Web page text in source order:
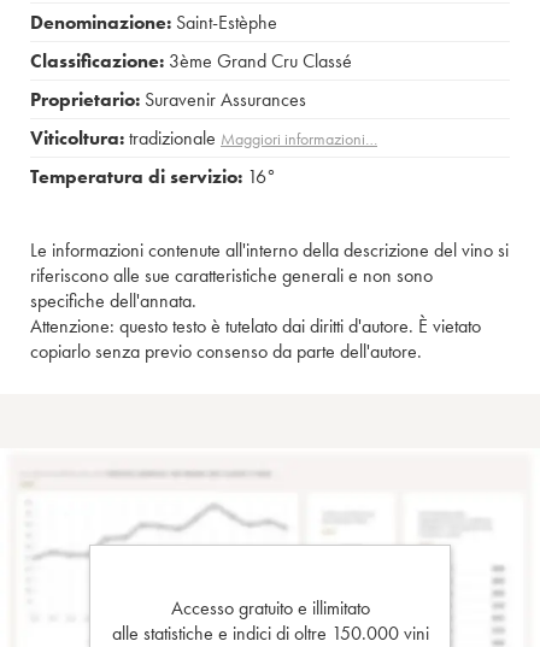
Denominazione: Saint-Estèphe
Classificazione: 3ème Grand Cru Classé
Proprietario: Suravenir Assurances
Viticoltura:tradizionale Maggiori informazioni…
Temperatura di servizio: 16°
Le informazioni contenute all'interno della descrizione del vino si
riferiscono alle sue caratteristiche generali e non sono
specifiche dell'annata.
Attenzione: questo testo è tutelato dai diritti d'autore. È vietato
copiarlo senza previo consenso da parte dell'autore.
Accesso gratuito e illimitato
alle statistiche e indici di oltre 150.000 vini